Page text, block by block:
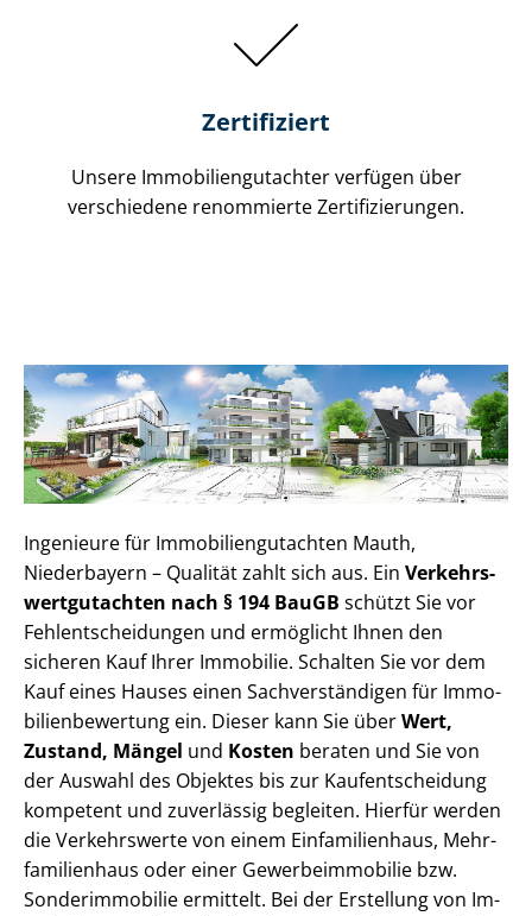
Zertifiziert
Unsere Immobilien­gutachter verfügen über
verschiedene renommierte Zer­ti­fi­zie­run­gen.
Ingenieure für Im­mo­bi­li­en­gut­ach­ten Mauth,
Niederbayern – Qualität zahlt sich aus. Ein Ver­kehrs­
wert­gut­ach­ten nach § 194 BauGB schützt Sie vor
Fehl­ent­schei­dun­gen und ermöglicht Ihnen den
sicheren Kauf Ihrer Immobilie. Schalten Sie vor dem
Kauf eines Hauses einen Sach­ver­stän­di­gen für Im­mo­
bi­li­en­be­wer­tung ein. Dieser kann Sie überWert,
Zustand, Mängel und Kosten beraten und Sie von
der Auswahl des Objektes bis zur Kauf­ent­schei­dung
kompetent und zuverlässig begleiten. Hierfür werden
die Verkehrswerte von einem Einfamilienhaus, Mehr­
fa­mi­li­en­haus oder einer Ge­wer­be­im­mo­bi­lie bzw.
Sonderimmobilie ermittelt. Bei der Erstellung von Im­